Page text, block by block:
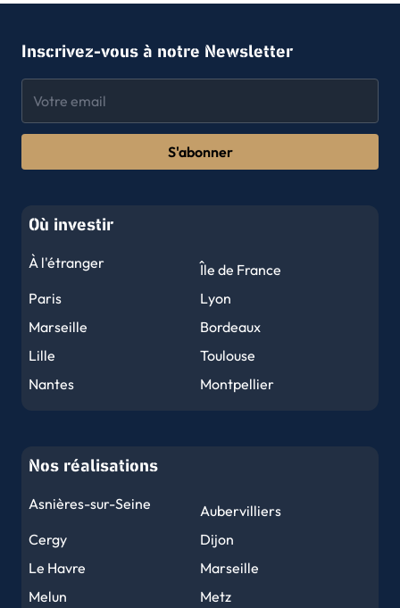
Inscrivez-vous à notre Newsletter
S'abonner
Où investir
À l'étranger
Île de France
Paris
Lyon
Marseille
Bordeaux
Lille
Toulouse
Nantes
Montpellier
Le Havre
Grenoble
Nos réalisations
Asnières-sur-Seine
Aubervilliers
Cergy
Dijon
Le Havre
Marseille
Melun
Metz